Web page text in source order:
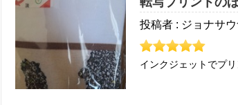
投稿者 : ジョナサ
インクジェットでプ